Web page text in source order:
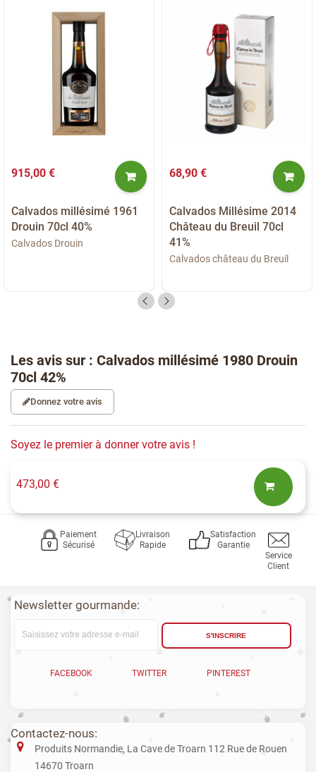
915,00 €
Calvados millésimé 1961
Drouin 70cl 40%
Calvados Drouin
68,90 €
Calvados Millésime 2014
Château du Breuil 70cl
41%
Calvados château du Breuil
Les avis sur : Calvados millésimé 1980 Drouin
70cl 42%
Donnez votre avis
Soyez le premier à donner votre avis !
473,00 €
Paiement
Sécurisé
Livraison
Rapide
Satisfaction
Garantie
Service
Client
Newsletter gourmande:
S'INSCRIRE
FACEBOOK TWITTER PINTEREST
Contactez-nous:
Produits Normandie, La Cave de Troarn 112 Rue de Rouen
14670 Troarn